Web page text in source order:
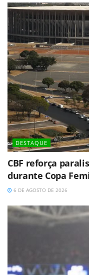
DESTAQUE
CBF reforça
durante Copa
6 DE AGOSTO DE 2026